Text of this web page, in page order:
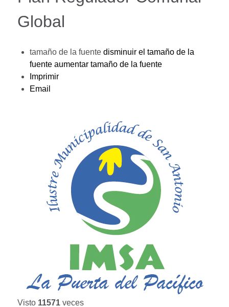
Global
tamaño de la fuente disminuir el tamaño de la
fuente aumentar tamaño de la fuente
Imprimir
Email
Visto 11571 veces